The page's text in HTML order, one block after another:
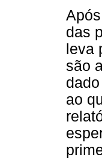
das
leva
são
ao